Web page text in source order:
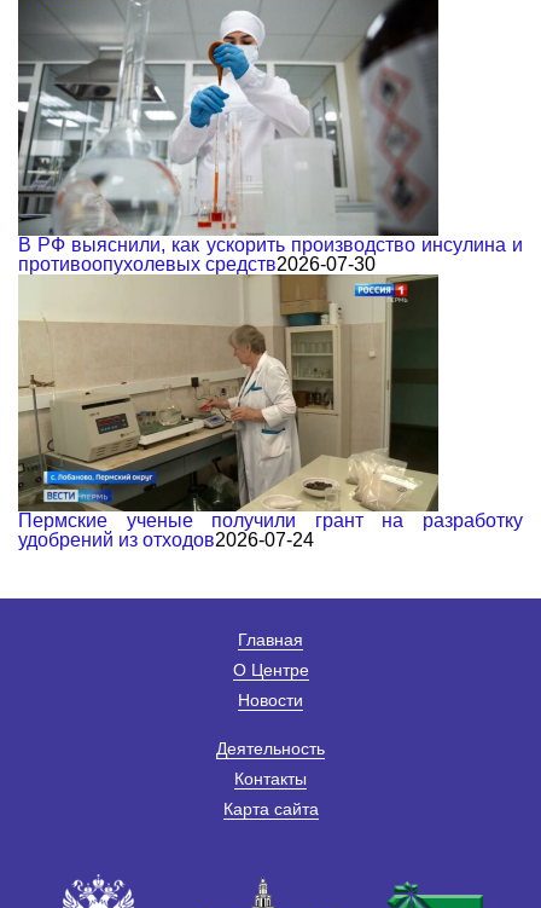
В РФ выяснили, как ускорить производство инсулина и
противоопухолевых средств2026-07-30
Пермские ученые получили грант на разработку
удобрений из отходов2026-07-24
Главная
О Центре
Новости
Деятельность
Контакты
Карта сайта